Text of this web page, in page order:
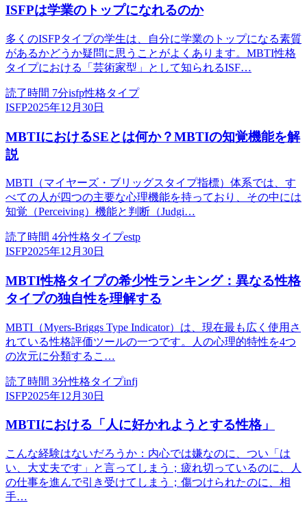
ISFPは学業のトップになれるのか
多くのISFPタイプの学生は、自分に学業のトップになる素質
があるかどうか疑問に思うことがよくあります。MBTI性格
タイプにおける「芸術家型」として知られるISF…
読了時間 7分isfp性格タイプ
ISFP2025年12月30日
MBTIにおけるSEとは何か？MBTIの知覚機能を解
説
MBTI（マイヤーズ・ブリッグスタイプ指標）体系では、す
べての人が四つの主要な心理機能を持っており、その中には
知覚（Perceiving）機能と判断（Judgi…
読了時間 4分性格タイプestp
ISFP2025年12月30日
MBTI性格タイプの希少性ランキング：異なる性格
タイプの独自性を理解する
MBTI（Myers-Briggs Type Indicator）は、現在最も広く使用さ
れている性格評価ツールの一つです。人の心理的特性を4つ
の次元に分類するこ…
読了時間 3分性格タイプinfj
ISFP2025年12月30日
MBTIにおける「人に好かれようとする性格」
こんな経験はないだろうか：内心では嫌なのに、つい「は
い、大丈夫です」と言ってしまう；疲れ切っているのに、人
の仕事を進んで引き受けてしまう；傷つけられたのに、相
手…